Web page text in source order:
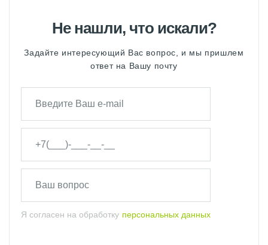
Не нашли, что искали?
Задайте интересующий Вас вопрос, и мы пришлем
ответ на Вашу почту
Я согласен на обработку персональных данных